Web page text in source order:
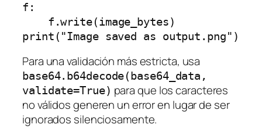
f:
Para una validación más estricta, usa
base64.b64decode(base64_data,
validate=True) para que los caracteres
no válidos generen un error en lugar de ser
ignorados silenciosamente.